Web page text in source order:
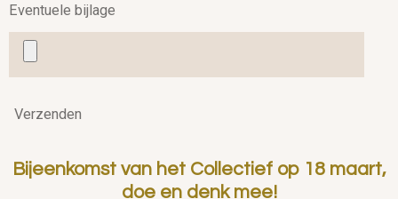
Eventuele bijlage
Verzenden
Bijeenkomst van het Collectief op 18 maart,
doe en denk mee!